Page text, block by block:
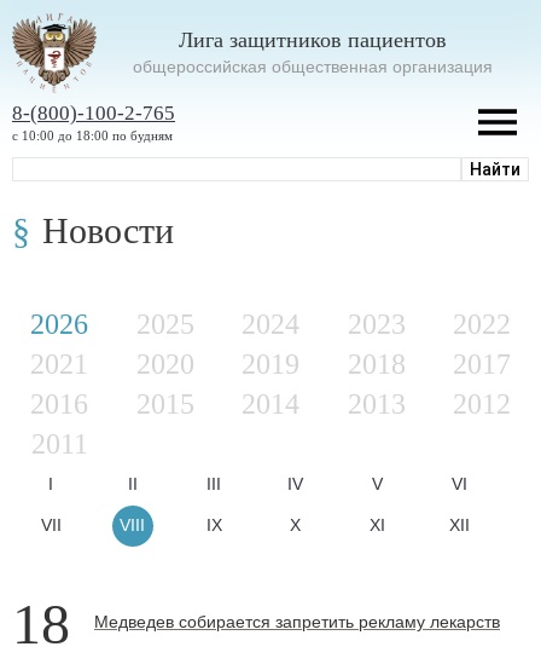
Лига защитников пациентов
oбщероссийская общественная организация
8-(800)-100-2-765
с 10:00 до 18:00 по будням
Новости
2026 2025 2024 2023
2022
2021
2020 2019 2018
2017
2016
2015 2014 2013
2012
2011
I II III IV V VI
VII VIII IX X XI XII
18 Медведев собирается запретить рекламу лекарств